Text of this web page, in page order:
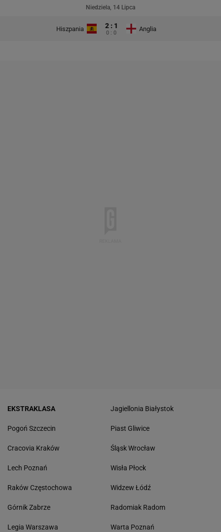
Niedziela, 14 Lipca
Hiszpania 2 : 1
0 : 0
Anglia
EKSTRAKLASA
Pogoń Szczecin
Cracovia Kraków
Lech Poznań
Raków Częstochowa
Górnik Zabrze
Legia Warszawa
Jagiellonia Białystok
Piast Gliwice
Śląsk Wrocław
Wisła Płock
Widzew Łódź
Radomiak Radom
Warta Poznań